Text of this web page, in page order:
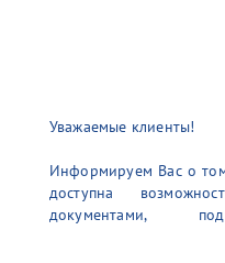
Уважаемые клиенты!
Информируем Вас о
доступна
документами,